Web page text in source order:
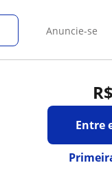
Anuncie-se
Entre